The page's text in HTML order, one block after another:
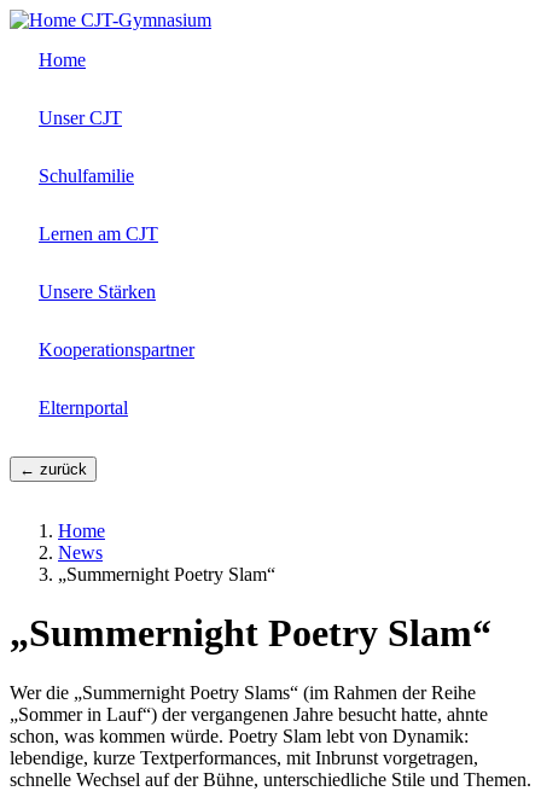
Direkt
Inhalt
CJT-Gymnasium
Home
Unser CJT
Schulfamilie
Lernen am CJT
Unsere Stärken
Kooperationspartner
Elternportal
← zurück
Home
News
„Summernight Poetry Slam“
„Summernight Poetry Slam“
Textkörper
Wer die „Summernight Poetry Slams“ (im Rahmen der Reihe
„Sommer in Lauf“) der vergangenen Jahre besucht hatte, ahnte
schon, was kommen würde. Poetry Slam lebt von Dynamik:
lebendige, kurze Textperformances, mit Inbrunst vorgetragen,
schnelle Wechsel auf der Bühne, unterschiedliche Stile und Themen.